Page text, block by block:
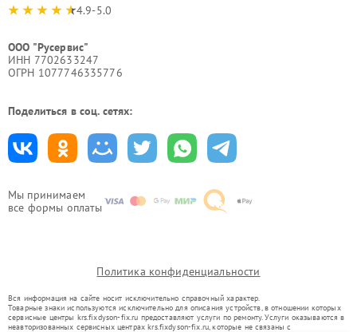
Мы принимаем
все формы оплаты
4.9-5.0
ООО "Русервис"
ИНН 7702633247
ОГРН 1077746335776
Поделиться в соц. сетях:
Политика конфиденциальности
Вся информация на сайте носит исключительно справочный характер.
Товарные знаки используются исключительно для описания устройств, в отношении которых
сервисные центры krs.fixdyson-fix.ru предоставляют услуги по ремонту. Услуги оказываются в
неавторизованных сервисных центрах krs.fixdyson-fix.ru, которые не связаны с